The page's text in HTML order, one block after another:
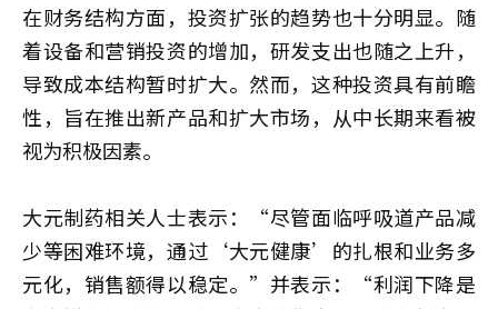
在财务结构方面，投资扩张的趋势也十分明显。随
着设备和营销投资的增加，研发支出也随之上升，
导致成本结构暂时扩大。然而，这种投资具有前瞻
性，旨在推出新产品和扩大市场，从中长期来看被
视为积极因素。
大元制药相关人士表示：“尽管面临呼吸道产品减
少等困难环境，通过‘大元健康’的扎根和业务多
元化，销售额得以稳定。”并表示：“利润下降是